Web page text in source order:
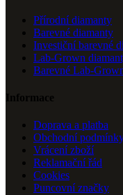
Přírodní diamanty
Barevné diamanty
Investiční barevné
Lab-Grown
Barevné Lab-
Informace
Doprava a platba
Obchodní
Vrácení zboží
Reklamační řád
Cookies
Puncovní značky